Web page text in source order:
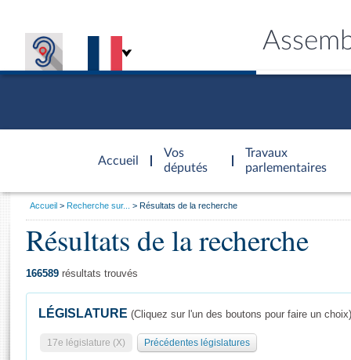
Accueil
d'accueil
Vos
députés
Travaux
parlementaires
Général
Vous
Accueil Recherche sur... Résultats de la recherche
Résultats de la recherche
166589 résultats trouvés
LÉGISLATURE (Cliquez sur l'un des boutons pour faire un choix)
17e législature (X) Précédentes législatures